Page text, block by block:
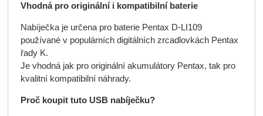
Vhodná pro originální i kompatibilní baterie
Nabíječka je určena pro baterie Pentax D-LI109
používané v populárních digitálních zrcadlovkách Pentax
řady K.
Je vhodná jak pro originální akumulátory Pentax, tak pro
kvalitní kompatibilní náhrady.
Proč koupit tuto USB nabíječku?